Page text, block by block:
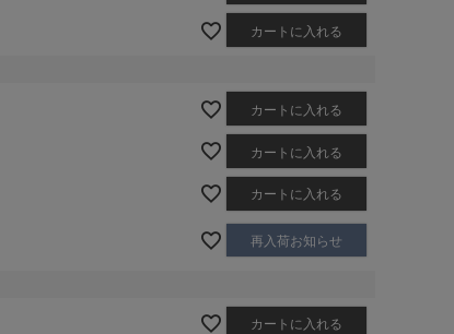
カートに入れる
カートに入れる
カートに入れる
カートに入れる
再入荷お知らせ
カートに入れる